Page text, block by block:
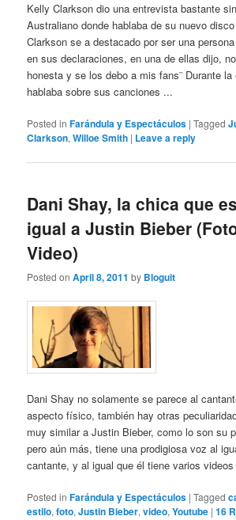
Kelly Clarkson dio una entrevista bastante
Australiano donde hablaba de su nuevo disco
Clarkson se a destacado por ser una
en sus declaraciones, en una de ellas dijo,
honesta y se los debo a mis fans¨ Durante
hablaba sobre sus canciones ...
Posted in Farándula y Espectáculos |Tagged
Clarkson,Willoe Smith | Leave a reply
Dani Shay, la chica que es
igual a Justin Bieber
Video)
Posted onApril 8, 2011 by Bloguit
Dani Shay no solamente se parece al
aspecto físico, también hay otras
muy similar a Justin Bieber, como lo son su
pero aún más, tiene una prodigiosa voz al
cantante, y al igual que él tiene varios
Posted in Farándula y Espectáculos |Tagged
estilo,foto,Justin Bieber,video,Youtube |16